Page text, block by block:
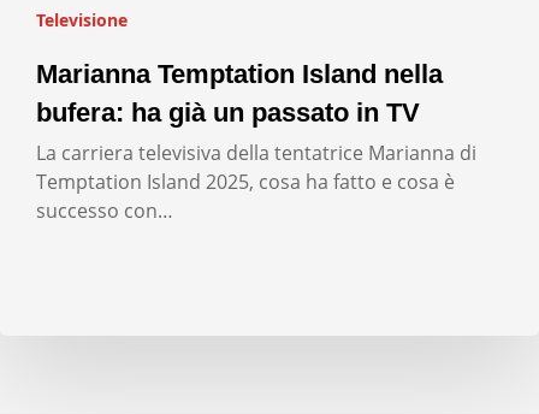
Televisione
Marianna Temptation Island nella
bufera: ha già un passato in TV
La carriera televisiva della tentatrice Marianna di
Temptation Island 2025, cosa ha fatto e cosa è
successo con…